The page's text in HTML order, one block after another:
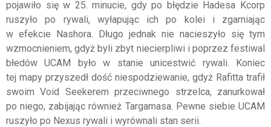
pojawiło się w 25. minucie, gdy po błędzie Hadesa Kcorp
ruszyło po rywali, wyłapując ich po kolei i zgarniając
w efekcie Nashora. Długo jednak nie nacieszyło się tym
wzmocnieniem, gdyż byli zbyt niecierpliwi i poprzez festiwal
błedów UCAM było w stanie unicestwić rywali. Koniec
tej mapy przyszedł dość niespodziewanie, gdyż Rafitta trafił
swoim Void Seekerem przeciwnego strzelca, zanurkował
po niego, zabijając również Targamasa. Pewne siebie UCAM
ruszyło po Nexus rywali i wyrównali stan serii.